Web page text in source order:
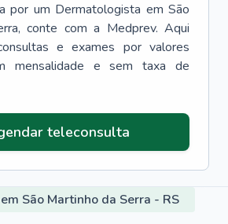
por um Dermatologista em São
, conte com a Medprev. Aqui
e exames por valores
mensalidade e sem taxa de
teleconsulta
São Martinho da Serra - RS